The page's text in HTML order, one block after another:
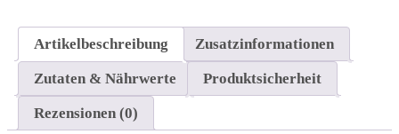
Artikelbeschreibung Zusatzinformationen
Zutaten & Nährwerte Produktsicherheit
Rezensionen (0)